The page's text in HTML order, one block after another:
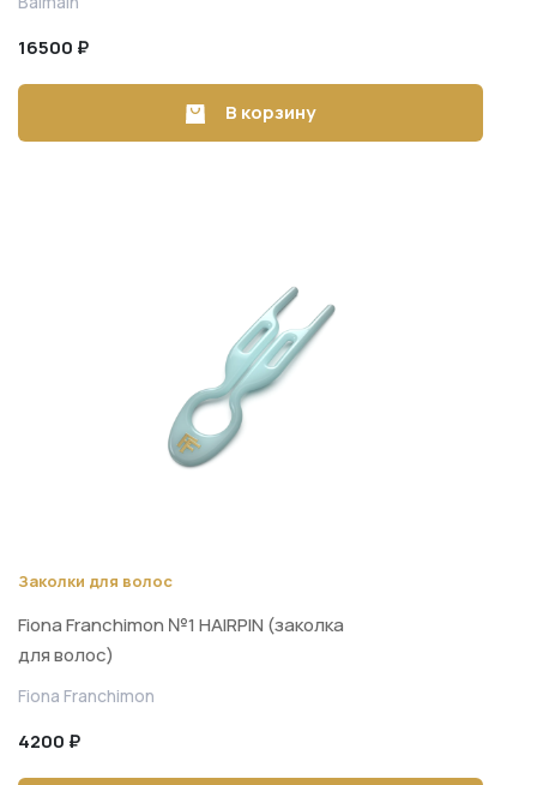
16500 ₽
В корзину
Заколки для волос
Fiona Franchimon №1 HAIRPIN (заколка
для волос)
Fiona Franchimon
4200 ₽